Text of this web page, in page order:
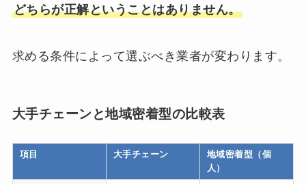
どちらが正解ということはありません。
求める条件によって選ぶべき業者が変わります。
大手チェーンと地域密着型の比較表
項目 大手チェーン
地域密着型（個
人）